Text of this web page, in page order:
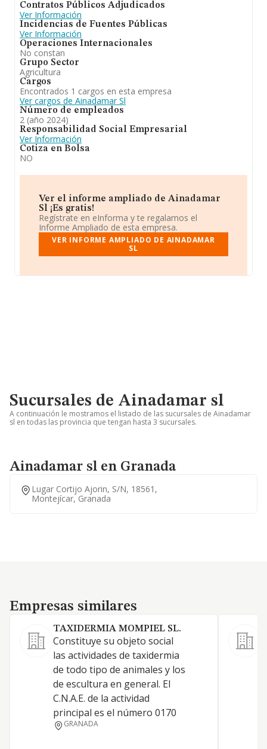
Contratos Públicos Adjudicados
Ver Información
Incidencias de Fuentes Públicas
Ver Información
Operaciones Internacionales
No constan
Grupo Sector
Agricultura
Cargos
Encontrados 1 cargos en esta empresa
Ver cargos de Ainadamar Sl
Número de empleados
2 (año 2024)
Responsabilidad Social Empresarial
Ver Información
Cotiza en Bolsa
NO
Ver el informe ampliado de Ainadamar
Sl ¡Es gratis!
Regístrate en eInforma y te regalamos el
Informe Ampliado de esta empresa.
VER INFORME AMPLIADO DE AINADAMAR
SL
Sucursales de Ainadamar sl
A continuación le mostramos el listado de las sucursales de Ainadamar
sl en todas las provincia que tengan hasta 3 sucursales.
Ainadamar sl en Granada
Lugar Cortijo Ajorin, S/n, 18561,
Montejícar, Granada
Empresas similares
Empresas similares
TAXIDERMIA MOMPIEL SL.
Constituye su objeto social
las actividades de taxidermia
de todo tipo de animales y los
de escultura en general. El
C.N.A.E. de la actividad
principal es el número 0170
GRANADA